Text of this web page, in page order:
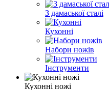
З дамаської сталі
Кухонні
Набори ножів
Інструменти
Кухонні ножі